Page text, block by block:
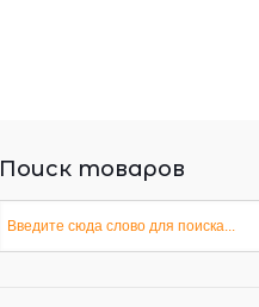
Поиск товаров